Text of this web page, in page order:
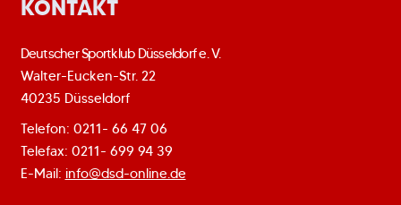
KONTAKT
Deutscher Sportklub Düsseldorf e. V.
Walter-Eucken-Str. 22
40235 Düsseldorf
Telefon: 0211- 66 47 06
Telefax: 0211- 699 94 39
E-Mail: info@dsd-online.de